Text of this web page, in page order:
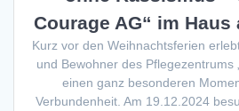
Courage AG“ im Haus
Kurz vor den Weihnachtsferien
und Bewohner des Pflegezentrums
einen ganz besonderen
Verbundenheit. Am 19.12.2024